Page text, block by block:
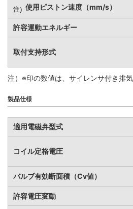
注） 使用ピストン速度（mm/s）
許容運動エネルギー
取付支持形式
注）※印の数値は、サイレンサ付き排
製品仕様
適用電磁弁型式
コイル定格電圧
バルブ有効断面積（Cv値）
許容電圧変動